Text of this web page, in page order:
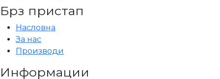
Брз пристап
Насловна
За нас
Производи
Информации